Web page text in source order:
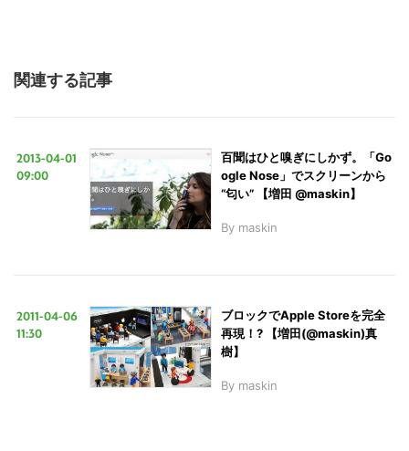
関連する記事
2013-04-01
09:00
百聞はひと嗅ぎにしかず。「Go
ogle Nose」でスクリーンから
“匂い” 【増田 @maskin】
By maskin
2011-04-06
11:30
ブロックでApple Storeを完全
再現！? 【増田(@maskin)真
樹】
By maskin